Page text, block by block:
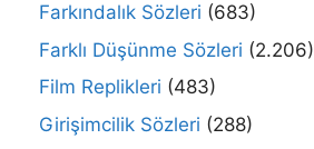
Farkındalık Sözleri (683)
Farklı Düşünme Sözleri (2.206)
Film Replikleri (483)
Girişimcilik Sözleri (288)